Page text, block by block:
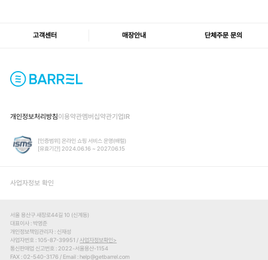
고객센터 매장안내 단체주문 문의
개인정보처리방침이용약관멤버십약관기업IR
[인증범위] 온라인 쇼핑 서비스 운영(배럴)
[유효기간] 2024.06.16 ~ 2027.06.15
사업자정보 확인
서울 용산구 새창로44길 10 (신계동)
대표이사
박영준
개인정보책임관리자
신재성
사업자번호 105-87-39951 /사업자정보확인
통신판매업 신고번호
2022-서울용산-1154
FAX 02-540-3176 Email help@getbarrel.com